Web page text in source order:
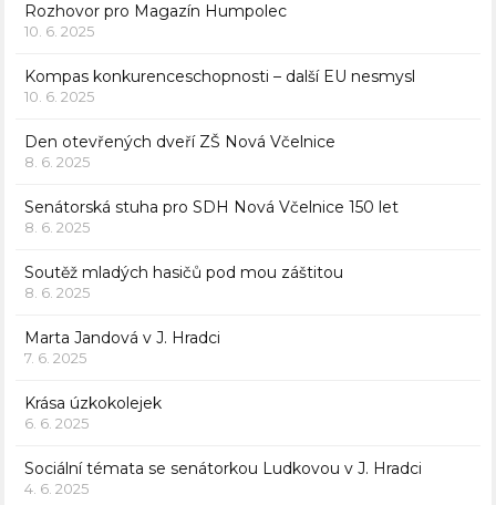
Rozhovor pro Magazín Humpolec
10. 6. 2025
Kompas konkurenceschopnosti – další EU nesmysl
10. 6. 2025
Den otevřených dveří ZŠ Nová Včelnice
8. 6. 2025
Senátorská stuha pro SDH Nová Včelnice 150 let
8. 6. 2025
Soutěž mladých hasičů pod mou záštitou
8. 6. 2025
Marta Jandová v J. Hradci
7. 6. 2025
Krása úzkokolejek
6. 6. 2025
Sociální témata se senátorkou Ludkovou v J. Hradci
4. 6. 2025